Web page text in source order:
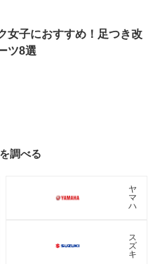
女子におすすめ！足つき改
ツ8選
調べる
ヤ
マ
ハ
ス
ズ
キ